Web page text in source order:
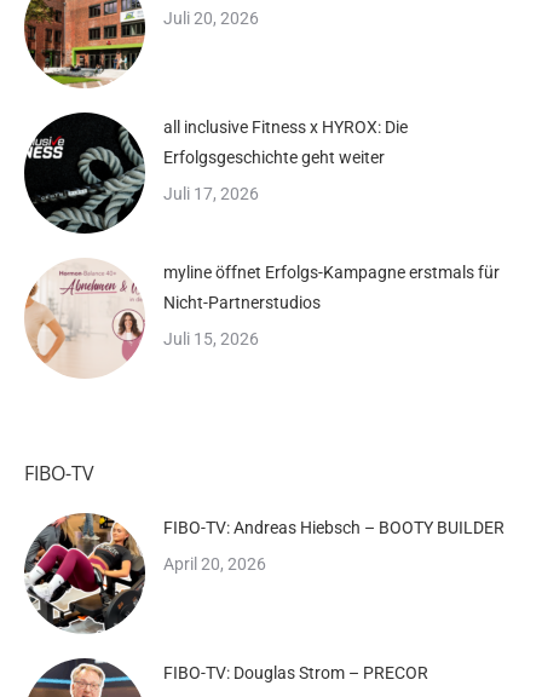
Juli 20, 2026
all inclusive Fitness x HYROX: Die
Erfolgsgeschichte geht weiter
Juli 17, 2026
myline öffnet Erfolgs-Kampagne erstmals für
Nicht-Partnerstudios
Juli 15, 2026
FIBO-TV
FIBO-TV: Andreas Hiebsch – BOOTY BUILDER
April 20, 2026
FIBO-TV: Douglas Strom – PRECOR